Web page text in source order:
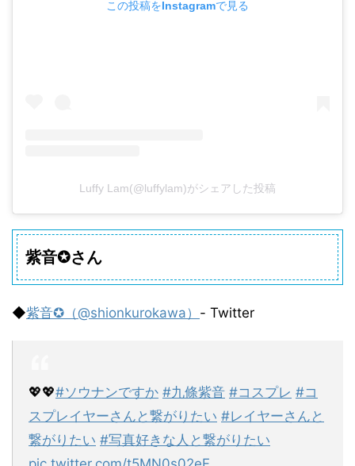
この投稿をInstagramで見る
Luffy Lam(@luffylam)がシェアした投稿
紫音✪さん
◆紫音✪（@shionkurokawa） - Twitter
💖💖#ソウナンですか #九條紫音 #コスプレ #コ
スプレイヤーさんと繋がりたい #レイヤーさんと
繋がりたい #写真好きな人と繋がりたい